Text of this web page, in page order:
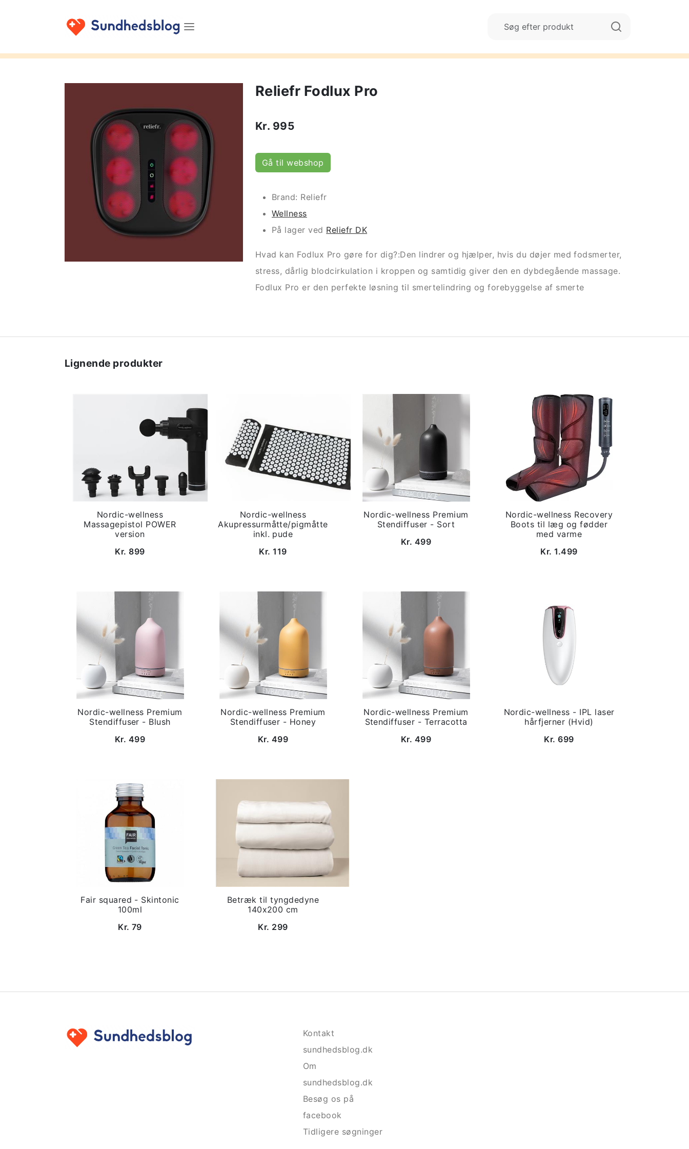
Reliefr Fodlux Pro
Kr. 995
Gå til webshop
Brand: Reliefr
Wellness
På lager ved Reliefr DK
Hvad kan Fodlux Pro gøre for dig?:Den lindrer og hjælper, hvis du døjer med fodsmerter,
stress, dårlig blodcirkulation i kroppen og samtidig giver den en dybdegående massage.
Fodlux Pro er den perfekte løsning til smertelindring og forebyggelse af smerte
Lignende produkter
Nordic-wellness
Massagepistol POWER
version
Kr. 899
Nordic-wellness
Akupressurmåtte/pigmåtte
inkl. pude
Kr. 119
Nordic-wellness Premium
Stendiffuser - Sort
Kr. 499
Nordic-wellness Recovery
Boots til læg og fødder
med varme
Kr. 1.499
Nordic-wellness Premium
Stendiffuser - Blush
Kr. 499
Nordic-wellness Premium
Stendiffuser - Honey
Kr. 499
Nordic-wellness Premium
Stendiffuser - Terracotta
Kr. 499
Nordic-wellness - IPL laser
hårfjerner (Hvid)
Kr. 699
Fair squared - Skintonic
100ml
Kr. 79
Betræk til tyngdedyne
140x200 cm
Kr. 299
Kontakt
sundhedsblog.dk
Om
sundhedsblog.dk
Besøg os på
facebook
Tidligere søgninger